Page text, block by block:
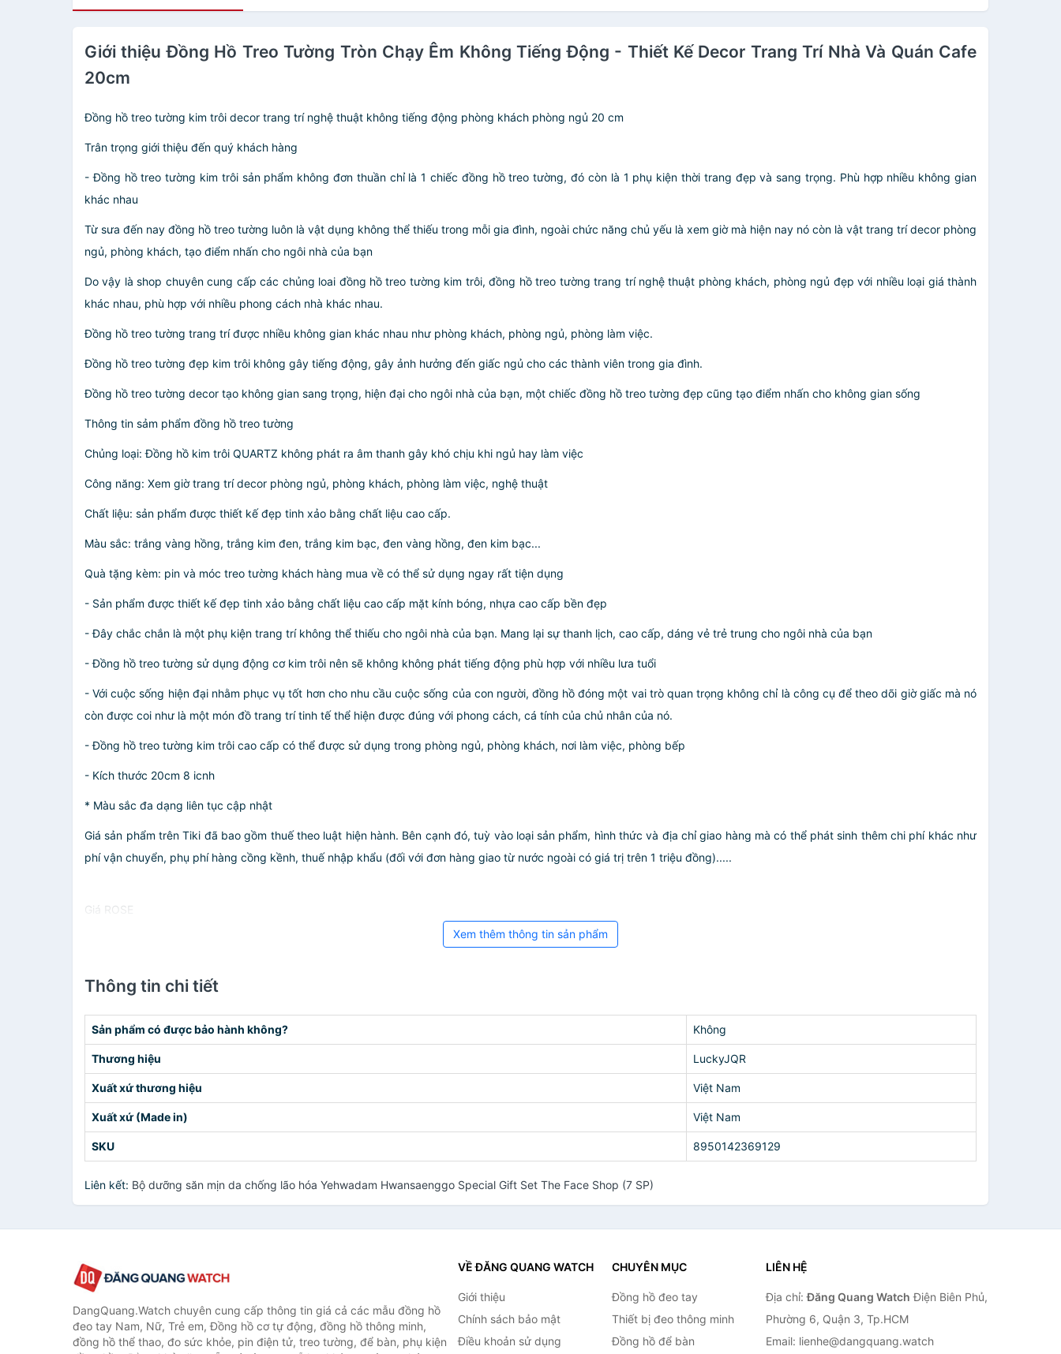
Giới thiệu Đồng Hồ Treo Tường Tròn Chạy Êm Không Tiếng Động - Thiết Kế Decor Trang Trí Nhà Và Quán Cafe
20cm
Đồng hồ treo tường kim trôi decor trang trí nghệ thuật không tiếng động phòng khách phòng ngủ 20 cm
Trân trọng giới thiệu đến quý khách hàng
- Đồng hồ treo tường kim trôi sản phẩm không đơn thuần chỉ là 1 chiếc đồng hồ treo tường, đó còn là 1 phụ kiện thời trang đẹp và sang trọng. Phù hợp nhiều không gian
khác nhau
Từ sưa đến nay đồng hồ treo tường luôn là vật dụng không thể thiếu trong mỗi gia đình, ngoài chức năng chủ yếu là xem giờ mà hiện nay nó còn là vật trang trí decor phòng
ngủ, phòng khách, tạo điểm nhấn cho ngôi nhà của bạn
Do vậy là shop chuyên cung cấp các chủng loai đồng hồ treo tường kim trôi, đồng hồ treo tường trang trí nghệ thuật phòng khách, phòng ngủ đẹp với nhiều loại giá thành
khác nhau, phù hợp với nhiều phong cách nhà khác nhau.
Đồng hồ treo tường trang trí được nhiều không gian khác nhau như phòng khách, phòng ngủ, phòng làm việc.
Đồng hồ treo tường đẹp kim trôi không gây tiếng động, gây ảnh hưởng đến giấc ngủ cho các thành viên trong gia đình.
Đồng hồ treo tường decor tạo không gian sang trọng, hiện đại cho ngôi nhà của bạn, một chiếc đồng hồ treo tường đẹp cũng tạo điểm nhấn cho không gian sống
Thông tin sảm phẩm đồng hồ treo tường
Chủng loại: Đồng hồ kim trôi QUARTZ không phát ra âm thanh gây khó chịu khi ngủ hay làm việc
Công năng: Xem giờ trang trí decor phòng ngủ, phòng khách, phòng làm việc, nghệ thuật
Chất liệu: sản phẩm được thiết kế đẹp tinh xảo bằng chất liệu cao cấp.
Màu sắc: trắng vàng hồng, trắng kim đen, trắng kim bạc, đen vàng hồng, đen kim bạc...
Quà tặng kèm: pin và móc treo tường khách hàng mua về có thể sử dụng ngay rất tiện dụng
- Sản phẩm được thiết kế đẹp tinh xảo bằng chất liệu cao cấp mặt kính bóng, nhựa cao cấp bền đẹp
- Đây chắc chắn là một phụ kiện trang trí không thể thiếu cho ngôi nhà của bạn. Mang lại sự thanh lịch, cao cấp, dáng vẻ trẻ trung cho ngôi nhà của bạn
- Đồng hồ treo tường sử dụng động cơ kim trôi nên sẽ không không phát tiếng động phù hợp với nhiều lưa tuổi
- Với cuộc sống hiện đại nhằm phục vụ tốt hơn cho nhu cầu cuộc sống của con người, đồng hồ đóng một vai trò quan trọng không chỉ là công cụ để theo dõi giờ giấc mà nó
còn được coi như là một món đồ trang trí tinh tế thể hiện được đúng với phong cách, cá tính của chủ nhân của nó.
- Đồng hồ treo tường kim trôi cao cấp có thể được sử dụng trong phòng ngủ, phòng khách, nơi làm việc, phòng bếp
- Kích thước 20cm 8 icnh
* Màu sắc đa dạng liên tục cập nhật
Giá sản phẩm trên Tiki đã bao gồm thuế theo luật hiện hành. Bên cạnh đó, tuỳ vào loại sản phẩm, hình thức và địa chỉ giao hàng mà có thể phát sinh thêm chi phí khác như
phí vận chuyển, phụ phí hàng cồng kềnh, thuế nhập khẩu (đối với đơn hàng giao từ nước ngoài có giá trị trên 1 triệu đồng).....
Giá ROSE
Xem thêm thông tin sản phẩm
Thông tin chi tiết
Sản phẩm có được bảo hành không? Không
Thương hiệu LuckyJQR
Xuất xứ thương hiệu Việt Nam
Xuất xứ (Made in) Việt Nam
SKU 8950142369129
Liên kết: Bộ dưỡng săn mịn da chống lão hóa Yehwadam Hwansaenggo Special Gift Set The Face Shop (7 SP)
DangQuang.Watch chuyên cung cấp thông tin giá cả các mẫu đồng hồ
đeo tay Nam, Nữ, Trẻ em, Đồng hồ cơ tự động, đồng hồ thông minh,
đồng hồ thể thao, đo sức khỏe, pin điện tử, treo tường, để bàn, phụ kiện
VỀ ĐĂNG QUANG WATCH
Giới thiệu
Chính sách bảo mật
Điều khoản sử dụng
CHUYÊN MỤC
Đồng hồ đeo tay
Thiết bị đeo thông minh
Đồng hồ để bàn
LIÊN HỆ
Địa chỉ:Đăng Quang Watch Điện Biên Phủ,
Phường 6, Quận 3, Tp.HCM
Email: lienhe@dangquang.watch